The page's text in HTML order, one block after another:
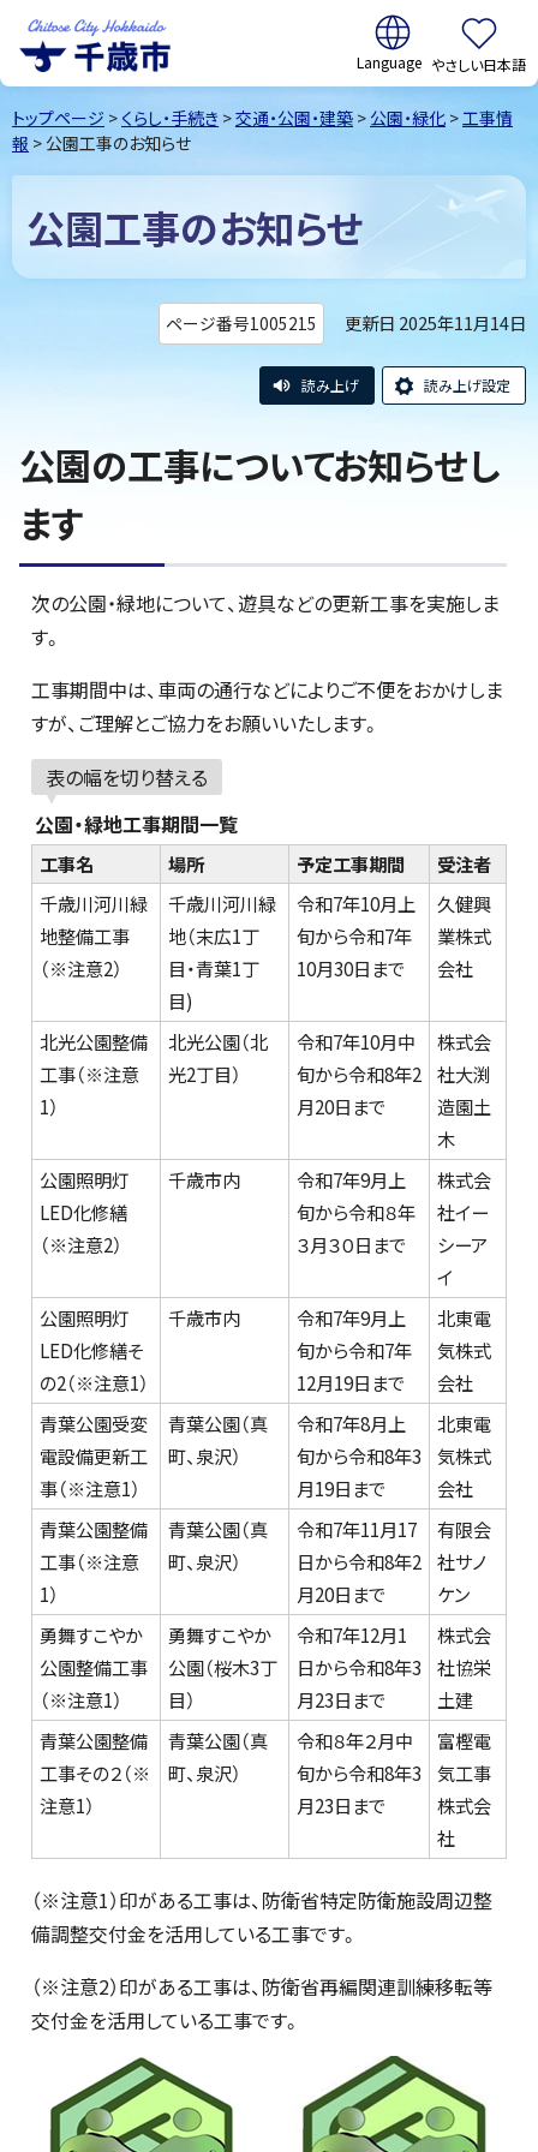
千歳市Chitose
City Hokkaido
翻訳:
やさしい日本語
トップページ > くらし・手続き >交通・公園・建築 > 公園・緑化 >工事情
報 > 公園工事のお知らせ
公園工事のお知らせ
ページ番号1005215 更新日 2025年11月14日
読み上げ 読み上げ設定
公園の工事についてお知らせし
ます
次の公園・緑地について、遊具などの更新工事を実施しま
す。
工事期間中は、車両の通行などによりご不便をおかけしま
すが、ご理解とご協力をお願いいたします。
表の幅を切り替える
公園・緑地工事期間一覧
工事名 場所 予定工事期間
受注者
千歳川河川緑
地整備工事
（※注意2）
千歳川河川緑
地（末広1丁
目・青葉1丁
目)
令和7年10月上
旬から令和7年
10月30日まで
久健興
業株式
会社
北光公園整備
工事（※注意
1）
北光公園（北
光2丁目）
令和7年10月中
旬から令和8年2
月20日まで
株式会
社大渕
造園土
木
公園照明灯
LED化修繕
（※注意2）
千歳市内
令和7年9月上
旬から令和８年
３月３０日まで
株式会
社イー
シーア
イ
公園照明灯
LED化修繕そ
の2（※注意1）
千歳市内
令和7年9月上
旬から令和7年
12月19日まで
北東電
気株式
会社
青葉公園受変
電設備更新工
事（※注意1）
青葉公園（真
町、泉沢）
令和7年8月上
旬から令和8年3
月19日まで
北東電
気株式
会社
青葉公園整備
工事（※注意
1）
青葉公園（真
町、泉沢）
令和7年11月17
日から令和8年2
月20日まで
有限会
社サノ
ケン
勇舞すこやか
公園整備工事
（※注意1）
勇舞すこやか
公園（桜木3丁
目）
令和7年12月1
日から令和8年3
月23日まで
株式会
社協栄
土建
青葉公園整備
工事その２（※
注意1）
青葉公園（真
町、泉沢）
令和８年２月中
旬から令和8年3
月23日まで
富樫電
気工事
株式会
社
（※注意1）印がある工事は、防衛省特定防衛施設周辺整
備調整交付金を活用している工事です。
（※注意2）印がある工事は、防衛省再編関連訓練移転等
交付金を活用している工事です。